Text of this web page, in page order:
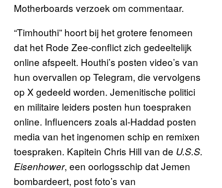
Motherboards verzoek om commentaar.
“Timhouthi” hoort bij het grotere fenomeen
dat het Rode Zee-conflict zich gedeeltelijk
online afspeelt. Houthi’s posten video’s van
hun overvallen op Telegram, die vervolgens
op X gedeeld worden. Jemenitische politici
en militaire leiders posten hun toespraken
online. Influencers zoals al-Haddad posten
media van het ingenomen schip en remixen
toespraken. Kapitein Chris Hill van de U.S.S.
Eisenhower, een oorlogsschip dat Jemen
bombardeert, post foto’s van